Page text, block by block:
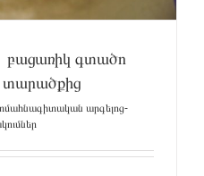
բացառիկ գտածո
տարածքից
արգելոց-